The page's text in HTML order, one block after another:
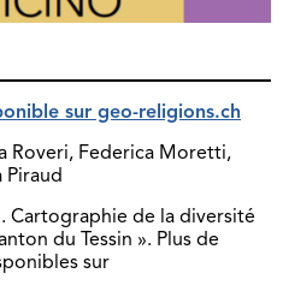
sur geo-religions.ch
Roveri, Federica Moretti,
Piraud
Cartographie de la diversité
du Tessin ». Plus de
sur